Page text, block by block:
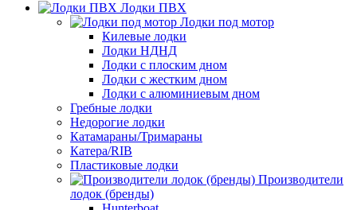
Лодки ПВХ
Лодки под мотор
Килевые лодки
Лодки НДНД
Лодки с плоским дном
Лодки с жестким дном
Лодки с алюминиевым дном
Гребные лодки
Недорогие лодки
Катамараны/Тримараны
Катера/RIB
Пластиковые лодки
Производители
лодок (бренды)